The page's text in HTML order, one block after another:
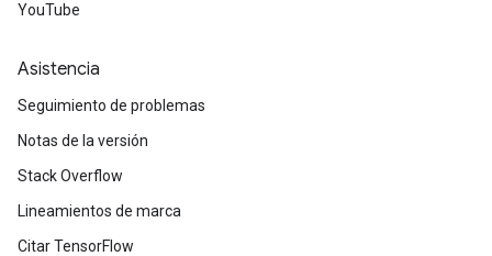
YouTube
Asistencia
Seguimiento de problemas
Notas de la versión
Stack Overflow
Lineamientos de marca
Citar TensorFlow